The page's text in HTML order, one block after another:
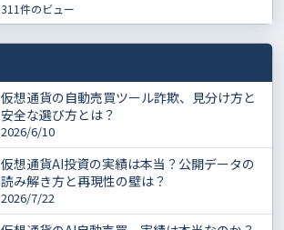
311件のビュー
仮想通貨の自動売買ツール詐欺、見分け方と
安全な選び方とは？
2026/6/10
仮想通貨AI投資の実績は本当？公開データの
読み解き方と再現性の壁は？
2026/7/22